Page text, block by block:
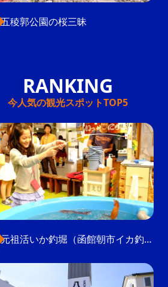
五稜郭公園の桜三昧
今人気の観光スポットTOP5
元祖活いか釣堀（函館朝市イカ釣り体験）